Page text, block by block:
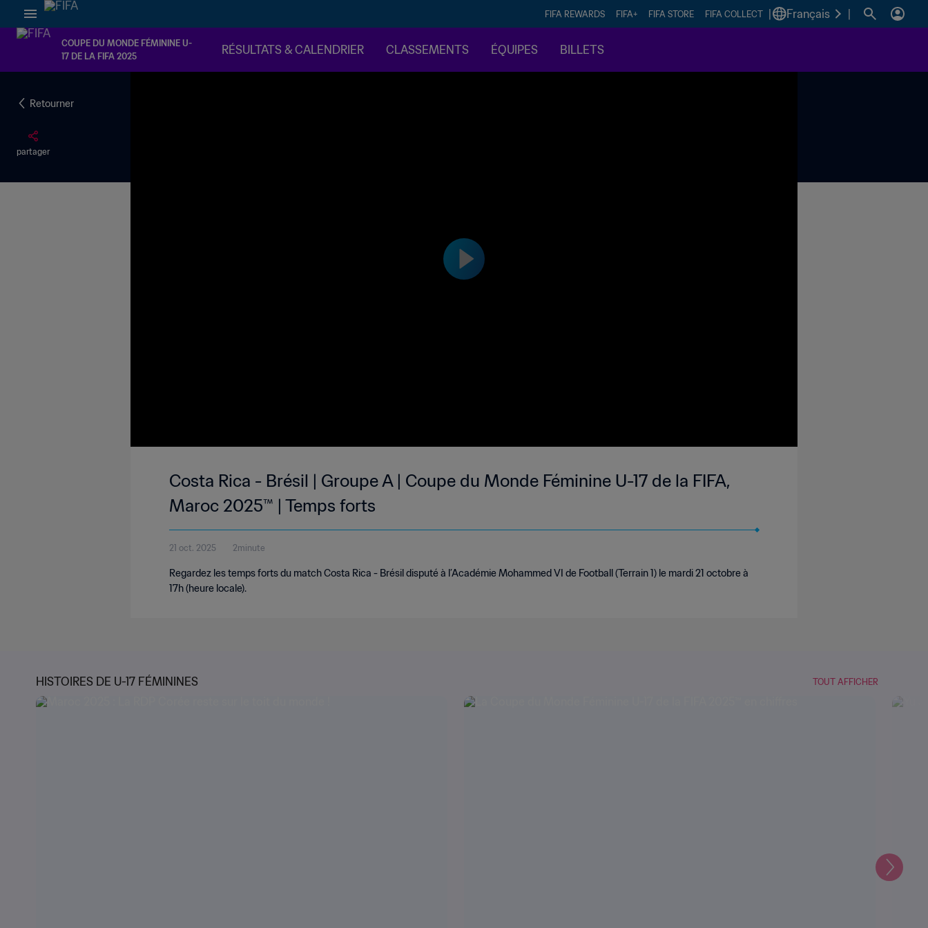
FIFA REWARDS FIFA+ FIFA STORE FIFA COLLECT Français
COUPE DU MONDE FÉMININE U-
17 DE LA FIFA 2025
RÉSULTATS & CALENDRIER CLASSEMENTS ÉQUIPES BILLETS
Retourner
partager
Costa Rica - Brésil | Groupe A | Coupe du Monde Féminine U-17 de la FIFA,
Maroc 2025™ | Temps forts
21 oct. 2025 2minute
Regardez les temps forts du match Costa Rica - Brésil disputé à l’Académie Mohammed VI de Football (Terrain 1) le mardi 21 octobre à
17h (heure locale).
HISTOIRES DE U-17 FÉMININES TOUT AFFICHER
Suivant